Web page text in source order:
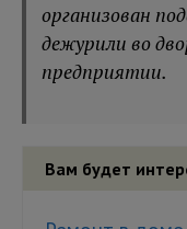
организован
дежурили во
предприятии.
Вам будет